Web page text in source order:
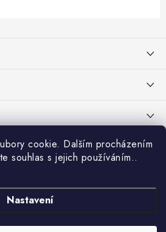
cookie. Dalším procházením
souhlas s jejich používáním..
Nastavení
Vytvořil Shoptet